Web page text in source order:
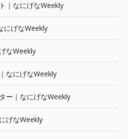
｜なにげなWeekly
にげなWeekly
なWeekly
なにげなWeekly
ー｜なにげなWeekly
げなWeekly